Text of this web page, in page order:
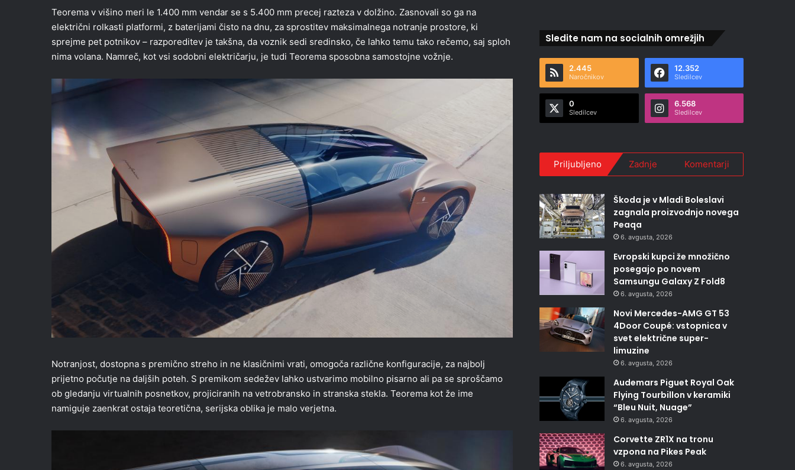
Teorema v višino meri le 1.400 mm vendar se s 5.400 mm precej razteza v dolžino. Zasnovali so ga na
električni rolkasti platformi, z baterijami čisto na dnu, za sprostitev maksimalnega notranje prostore, ki
sprejme pet potnikov – razporeditev je takšna, da voznik sedi sredinsko, če lahko temu tako rečemo, saj sploh
nima volana. Namreč, kot vsi sodobni električarju, je tudi Teorema sposobna samostojne vožnje.
Notranjost, dostopna s premično streho in ne klasičnimi vrati, omogoča različne konfiguracije, za najbolj
prijetno počutje na daljših poteh. S premikom sedežev lahko ustvarimo mobilno pisarno ali pa se sproščamo
ob gledanju virtualnih posnetkov, projiciranih na vetrobransko in stranska stekla. Teorema kot že ime
namiguje zaenkrat ostaja teoretična, serijska oblika je malo verjetna.
Sledite nam na socialnih omrežjih
2.445
Naročnikov
12.352
Sledilcev
0
Sledilcev
6.568
Sledilcev
Priljubljeno Zadnje Komentarji
Škoda je v Mladi Boleslavi
zagnala proizvodnjo novega
Peaqa
6. avgusta, 2026
Evropski kupci že množično
posegajo po novem
Samsungu Galaxy Z Fold8
6. avgusta, 2026
Novi Mercedes-AMG GT 53
4Door Coupé: vstopnica v
svet električne super-
limuzine
6. avgusta, 2026
Audemars Piguet Royal Oak
Flying Tourbillon v keramiki
“Bleu Nuit, Nuage”
6. avgusta, 2026
Corvette ZR1X na tronu
vzpona na Pikes Peak
6. avgusta, 2026